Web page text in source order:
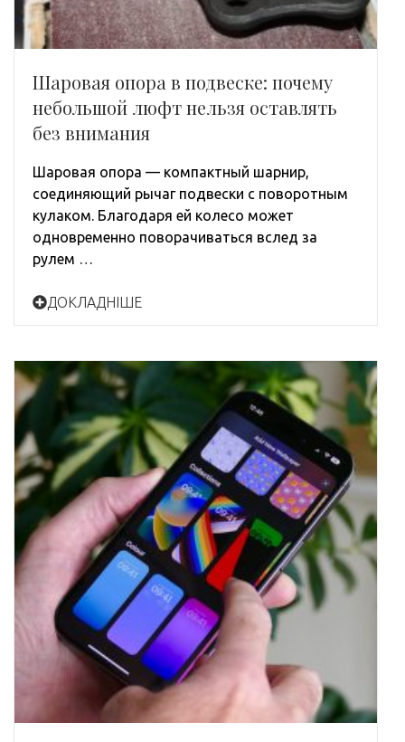
Шаровая опора в подвеске: почему
небольшой люфт нельзя оставлять
без внимания
Шаровая опора — компактный шарнир,
соединяющий рычаг подвески с поворотным
кулаком. Благодаря ей колесо может
одновременно поворачиваться вслед за
рулем …
ДОКЛАДНІШЕ